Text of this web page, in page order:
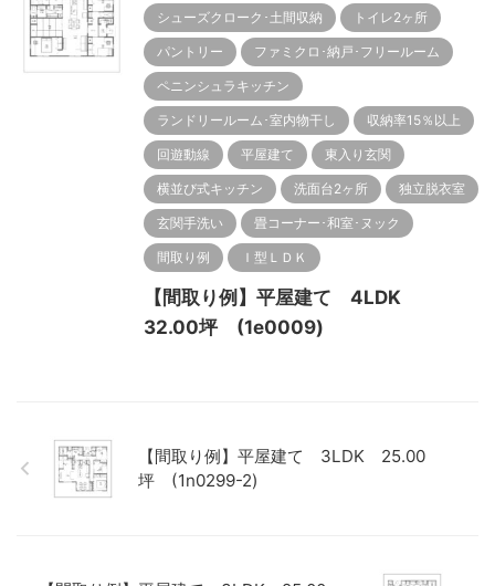
シューズクローク･土間収納 トイレ2ヶ所
パントリー ファミクロ･納戸･フリールーム
ペニンシュラキッチン
ランドリールーム･室内物干し 収納率15％以上
回遊動線 平屋建て 東入り玄関
横並び式キッチン 洗面台2ヶ所 独立脱衣室
玄関手洗い 畳コーナー･和室･ヌック
間取り例 Ｉ型ＬＤＫ
【間取り例】平屋建て 4LDK
32.00坪 (1e0009)
【間取り例】平屋建て 3LDK 25.00
坪 (1n0299-2)